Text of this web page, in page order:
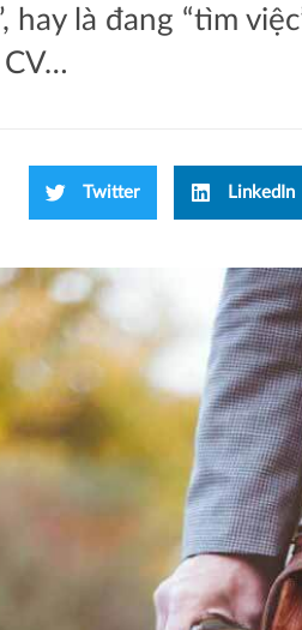
hay là đang “tìm
Twitter LinkedIn